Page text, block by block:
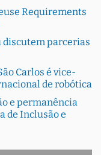
Requirements
discutem parcerias
Carlos é vice-
de robótica
e permanência
de Inclusão e